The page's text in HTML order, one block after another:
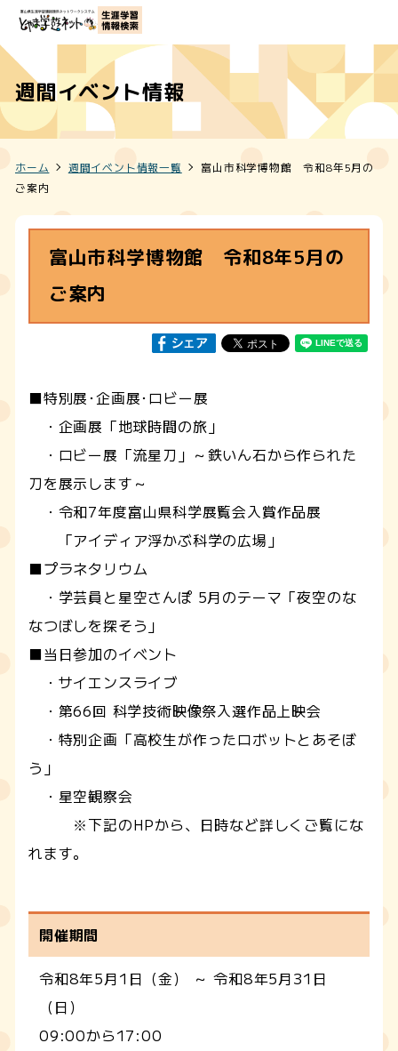
週間イベント情報
ホーム 週間イベント情報一覧
富山市科学博物館 令和8年5月の
ご案内
富山市科学博物館 令和8年5月の
ご案内
■特別展･企画展･ロビー展
・企画展「地球時間の旅」
・ロビー展「流星刀」～鉄いん石から作られた
刀を展示します～
・令和7年度富山県科学展覧会入賞作品展
「アイディア浮かぶ科学の広場」
■プラネタリウム
・学芸員と星空さんぽ 5月のテーマ「夜空のな
なつぼしを探そう」
■当日参加のイベント
・サイエンスライブ
・第66回 科学技術映像祭入選作品上映会
・特別企画「高校生が作ったロボットとあそぼ
う」
・星空観察会
※下記のHPから、日時など詳しくご覧にな
れます。
開催期間
令和8年5月1日（金） ～ 令和8年5月31日
（日）
09:00から17:00